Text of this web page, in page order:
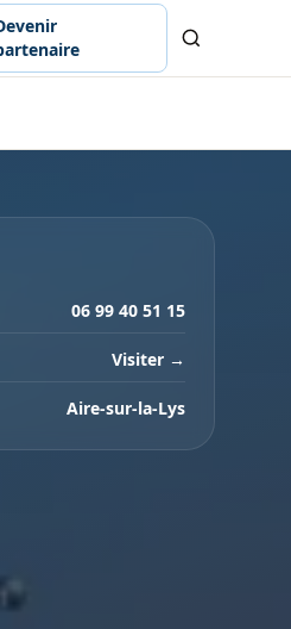
06 99 40 51 15
Visiter →
Aire-sur-la-Lys